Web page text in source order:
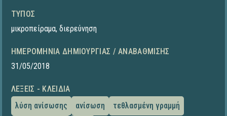
ΤΎΠΟΣ
μικροπείραμα, διερεύνηση
ΗΜΕΡΟΜΗΝΊΑ ΔΗΜΙΟΥΡΓΊΑΣ / ΑΝΑΒΆΘΜΙΣΗΣ
31/05/2018
ΛΈΞΕΙΣ - ΚΛΕΙΔΙΆ
λύση ανίσωσης
ανίσωση
τεθλασμένη γραμμή